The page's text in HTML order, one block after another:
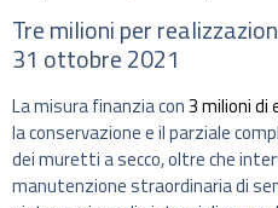
Tre milioni per
31 ottobre 2021
La misura finanzia con3 milioni di
la conservazione e il parziale
dei muretti a secco, oltre che
manutenzione straordinaria di